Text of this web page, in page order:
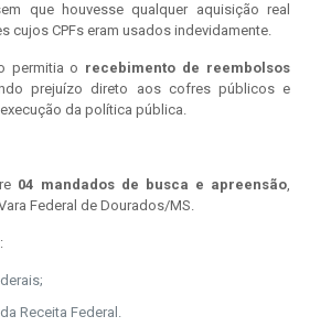
que houvesse qualquer aquisição real
cujos CPFs eram usados indevidamente.
permitia o recebimento de reembolsos
prejuízo direto aos cofres públicos e
da política pública.
04 mandados de busca e apreensão,
Federal de Dourados/MS.
Receita Federal.